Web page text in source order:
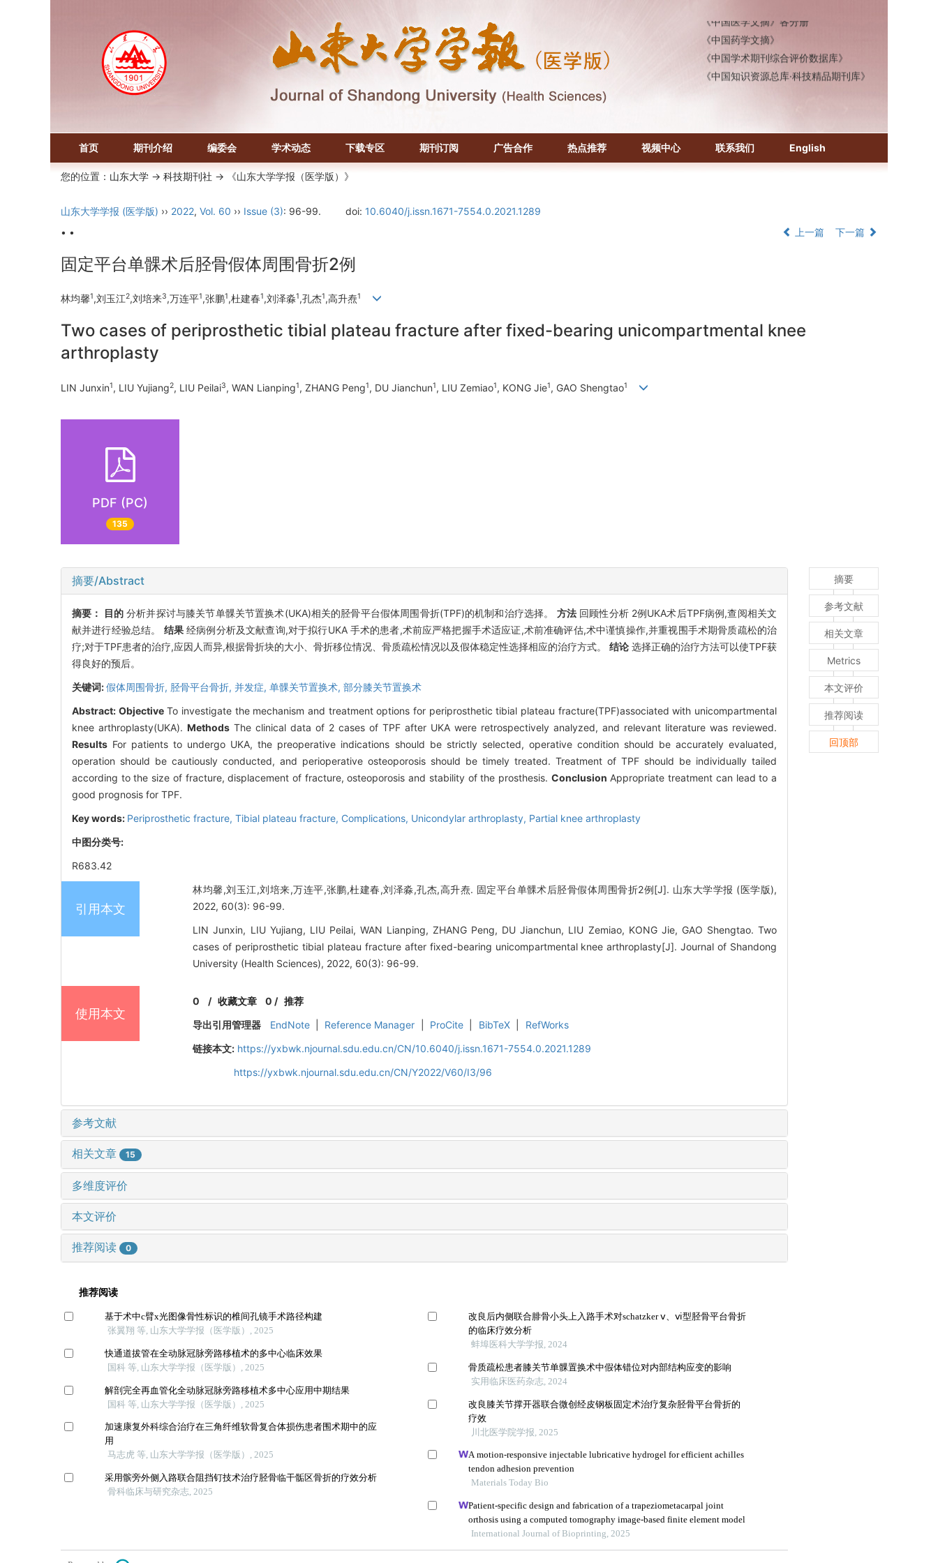
《中国药学文摘》
《中国学术期刊综合评价数据库》
《中国知识资源总库·科技精品期刊库》
首页 期刊介绍 编委会 学术动态 下载专区 期刊订阅 广告合作 热点推荐 视频中心 联系我们 English
您的位置： 山东大学 -> 科技期刊社 -> 《山东大学学报（医学版）》
山东大学学报 (医学版) ›› 2022, Vol. 60 ›› Issue (3): 96-99. doi: 10.6040/j.issn.1671-7554.0.2021.1289
• •
上一篇 下一篇
固定平台单髁术后胫骨假体周围骨折2例
林均馨1,刘玉江2,刘培来3,万连平1,张鹏1,杜建春1,刘泽淼1,孔杰1,高升焘1
Two cases of periprosthetic tibial plateau fracture after fixed-bearing unicompartmental knee
arthroplasty
LIN Junxin1, LIU Yujiang2, LIU Peilai3, WAN Lianping1, ZHANG Peng1, DU Jianchun1, LIU Zemiao1, KONG Jie1, GAO Shengtao1
PDF (PC)
135
摘要/Abstract
摘要： 目的分析并探讨与膝关节单髁关节置换术(UKA)相关的胫骨平台假体周围骨折(TPF)的机制和治疗选择。 方法回顾性分析 2例UKA术后TPF病例,查阅相关文
献并进行经验总结。 结果经病例分析及文献查询,对于拟行UKA 手术的患者,术前应严格把握手术适应证,术前准确评估,术中谨慎操作,并重视围手术期骨质疏松的治
疗;对于TPF患者的治疗,应因人而异,根据骨折块的大小、骨折移位情况、骨质疏松情况以及假体稳定性选择相应的治疗方式。 结论 选择正确的治疗方法可以使TPF获
得良好的预后。
关键词:假体周围骨折, 胫骨平台骨折, 并发症, 单髁关节置换术, 部分膝关节置换术
Abstract: ObjectiveTo investigate the mechanism and treatment options for periprosthetic tibial plateau fracture(TPF)associated with unicompartmental
knee arthroplasty(UKA). Methods The clinical data of 2 cases of TPF after UKA were retrospectively analyzed, and relevant literature was reviewed.
Results For patients to undergo UKA, the preoperative indications should be strictly selected, operative condition should be accurately evaluated,
operation should be cautiously conducted, and perioperative osteoporosis should be timely treated. Treatment of TPF should be individually tailed
according to the size of fracture, displacement of fracture, osteoporosis and stability of the prosthesis. Conclusion Appropriate treatment can lead to a
good prognosis for TPF.
Key words: Periprosthetic fracture, Tibial plateau fracture, Complications, Unicondylar arthroplasty, Partial knee arthroplasty
中图分类号:
R683.42
引用本文
林均馨,刘玉江,刘培来,万连平,张鹏,杜建春,刘泽淼,孔杰,高升焘. 固定平台单髁术后胫骨假体周围骨折2例[J]. 山东大学学报 (医学版),
2022, 60(3): 96-99.
LIN Junxin, LIU Yujiang, LIU Peilai, WAN Lianping, ZHANG Peng, DU Jianchun, LIU Zemiao, KONG Jie, GAO Shengtao. Two
cases of periprosthetic tibial plateau fracture after fixed-bearing unicompartmental knee arthroplasty[J]. Journal of Shandong
University (Health Sciences), 2022, 60(3): 96-99.
使用本文
0 /收藏文章 0 / 推荐
导出引用管理器
EndNote Reference Manager ProCite BibTeX
RefWorks
链接本文: https://yxbwk.njournal.sdu.edu.cn/CN/10.6040/j.issn.1671-7554.0.2021.1289
https://yxbwk.njournal.sdu.edu.cn/CN/Y2022/V60/I3/96
参考文献
相关文章 15
多维度评价
本文评价
推荐阅读 0
摘要
参考文献
相关文章
Metrics
本文评价
推荐阅读
回顶部